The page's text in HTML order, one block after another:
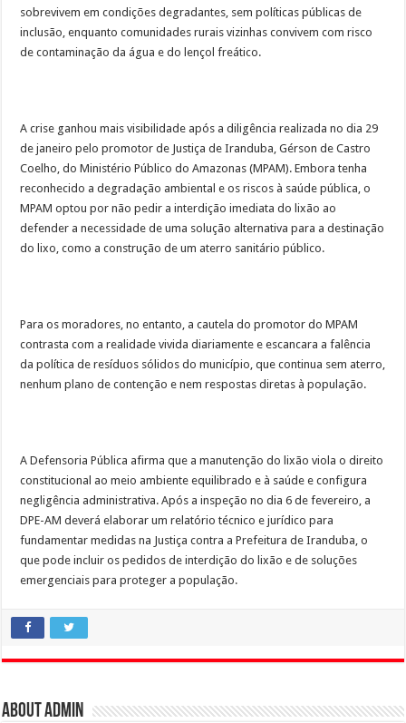
sobrevivem em condições degradantes, sem políticas públicas de
inclusão, enquanto comunidades rurais vizinhas convivem com risco
de contaminação da água e do lençol freático.
A crise ganhou mais visibilidade após a diligência realizada no dia 29
de janeiro pelo promotor de Justiça de Iranduba, Gérson de Castro
Coelho, do Ministério Público do Amazonas (MPAM). Embora tenha
reconhecido a degradação ambiental e os riscos à saúde pública, o
MPAM optou por não pedir a interdição imediata do lixão ao
defender a necessidade de uma solução alternativa para a destinação
do lixo, como a construção de um aterro sanitário público.
Para os moradores, no entanto, a cautela do promotor do MPAM
contrasta com a realidade vivida diariamente e escancara a falência
da política de resíduos sólidos do município, que continua sem aterro,
nenhum plano de contenção e nem respostas diretas à população.
A Defensoria Pública afirma que a manutenção do lixão viola o direito
constitucional ao meio ambiente equilibrado e à saúde e configura
negligência administrativa. Após a inspeção no dia 6 de fevereiro, a
DPE-AM deverá elaborar um relatório técnico e jurídico para
fundamentar medidas na Justiça contra a Prefeitura de Iranduba, o
que pode incluir os pedidos de interdição do lixão e de soluções
emergenciais para proteger a população.
About admin